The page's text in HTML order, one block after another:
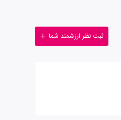
ثبت نظر ارزشمند شما